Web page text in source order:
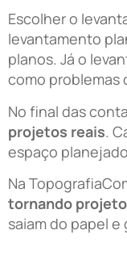
Escolher o
levantamento
planos. Já o
como problemas
No final das
projetos reais.
espaço
Na
tornando
saiam do papel